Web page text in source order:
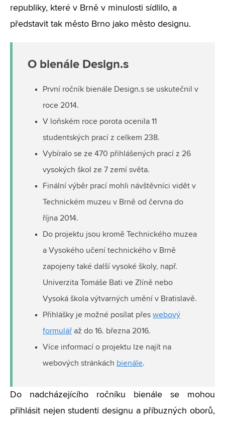
republiky, které v Brně v minulosti sídlilo, a
představit tak město Brno jako město designu.
O bienále Design.s
První ročník bienále Design.s se uskutečnil v
roce 2014.
V loňském roce porota ocenila 11
studentských prací z celkem 238.
Vybíralo se ze 470 přihlášených prací z 26
vysokých škol ze 7 zemí světa.
Finální výběr prací mohli návštěvníci vidět v
Technickém muzeu v Brně od června do
října 2014.
Do projektu jsou kromě Technického muzea
a Vysokého učení technického v Brně
zapojeny také další vysoké školy, např.
Univerzita Tomáše Bati ve Zlíně nebo
Vysoká škola výtvarných umění v Bratislavě.
Přihlášky je možné posílat přes webový
formulář až do 16. března 2016.
Více informací o projektu lze najít na
webových stránkách bienále.
Do nadcházejícího ročníku bienále se mohou
přihlásit nejen studenti designu a příbuzných oborů,